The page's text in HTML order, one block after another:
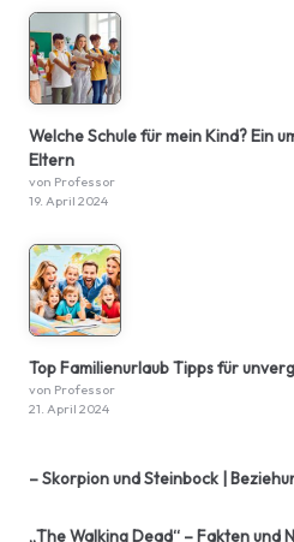
Welche Schule für mein Kind? Ein
Eltern
von Professor
19. April 2024
Top Familienurlaub Tipps für
von Professor
21. April 2024
– Skorpion und Steinbock |
„The Walking Dead“ – Fakten und